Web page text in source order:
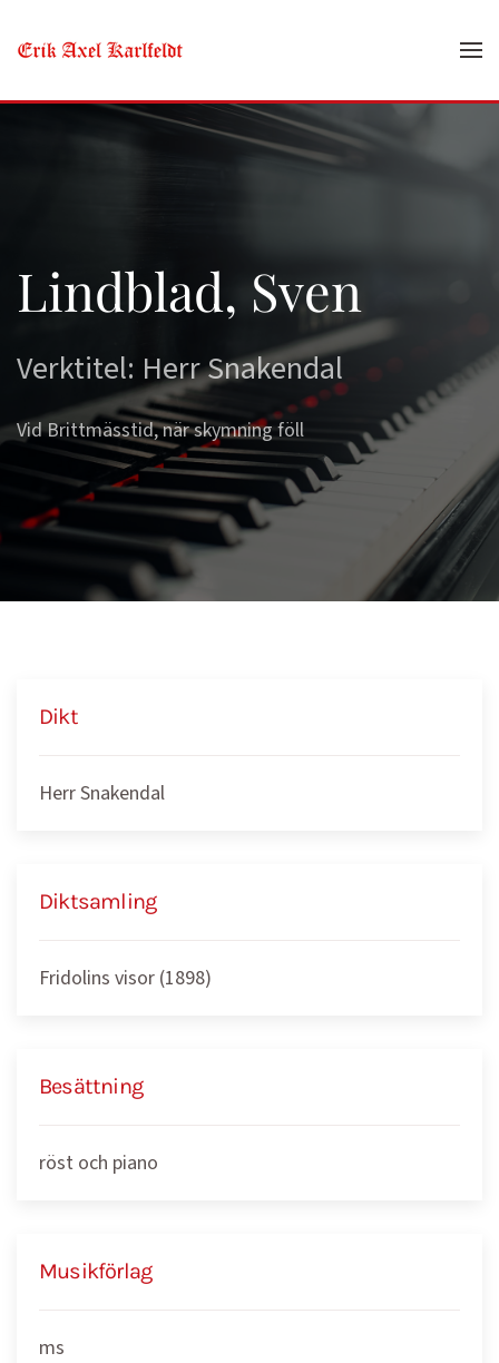
Skip to main content
Lindblad, Sven
Verktitel: Herr Snakendal
Vid Brittmässtid, när skymning föll
Dikt
Herr Snakendal
Diktsamling
Fridolins visor (1898)
Besättning
röst och piano
Musikförlag
ms